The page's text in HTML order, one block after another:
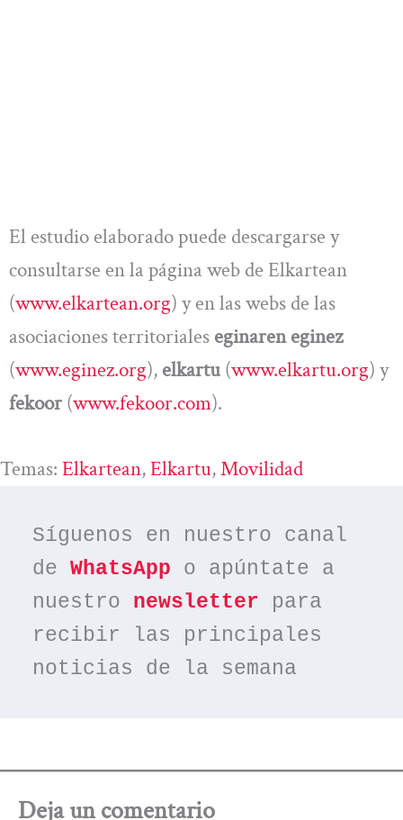
El estudio elaborado puede descargarse y
consultarse en la página web de Elkartean
(www.elkartean.org) y en las webs de las
asociaciones territoriales eginaren eginez
(www.eginez.org), elkartu (www.elkartu.org) y
fekoor (www.fekoor.com).
Temas: Elkartean, Elkartu, Movilidad
Síguenos en nuestro canal
de WhatsApp o apúntate a
nuestro newsletter para
recibir las principales
noticias de la semana
Deja un comentario